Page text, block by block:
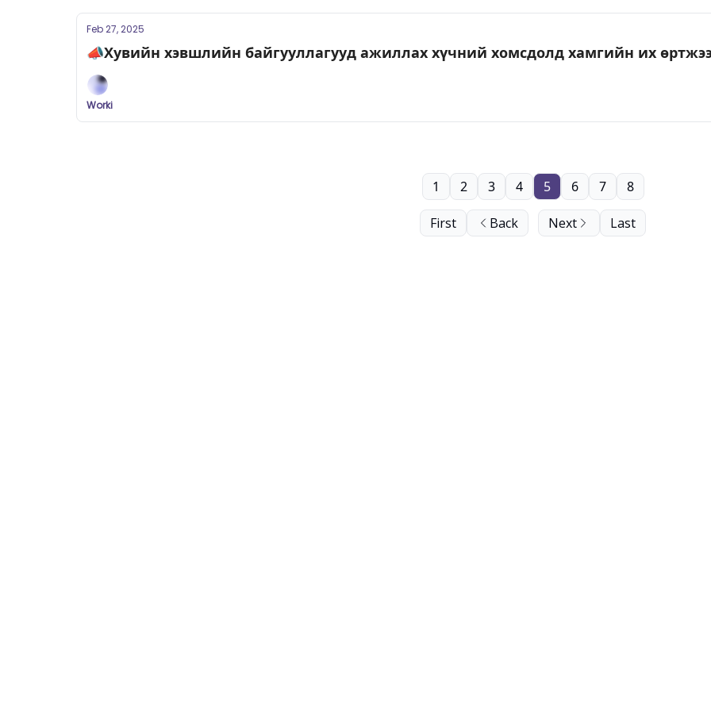
Feb 27, 2025
📣Хувийн хэвшлийн байгууллагууд ажиллах хүчний хомсдолд хамгийн их
Worki
First Back
1 2 3 4 5 6 7 8
Next Last